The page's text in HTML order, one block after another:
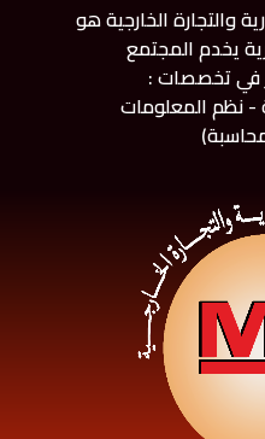
والتجارة الخارجية هو
يخدم المجتمع
في تخصصات :
- نظم المعلومات